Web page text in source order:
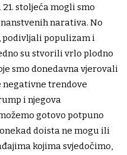
stoljeća mogli smo
narativa. No
populizam i
su stvorili vrlo plodno
smo donedavna vjerovali
negativne trendove
i njegova
gotovo potpuno
doista ne mogu ili
kojima svjedočimo,